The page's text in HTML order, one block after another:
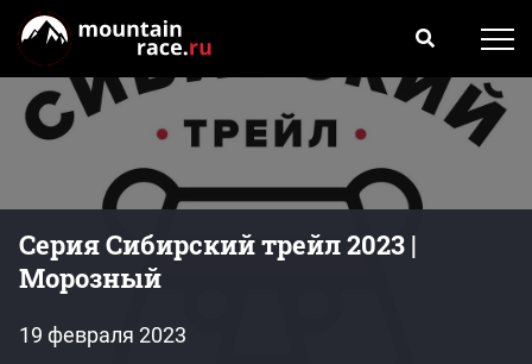
Серия Сибирский трейл 2023 |
Морозный
19 февраля 2023